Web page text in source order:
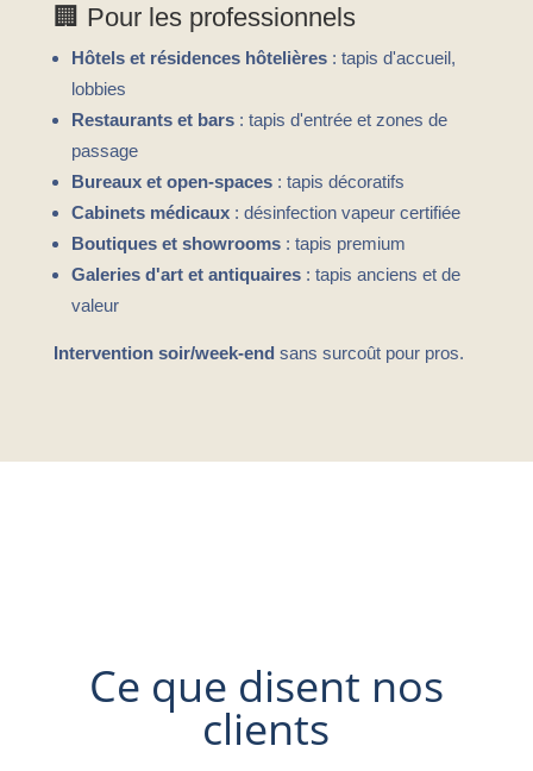
🏢 Pour les professionnels
Hôtels et résidences hôtelières: tapis d'accueil,
lobbies
Restaurants et bars: tapis d'entrée et zones de
passage
Bureaux et open-spaces: tapis décoratifs
Cabinets médicaux: désinfection vapeur certifiée
Boutiques et showrooms: tapis premium
Galeries d'art et antiquaires: tapis anciens et de
valeur
Intervention soir/week-end sans surcoût pour pros.
Ce que disent nos
clients